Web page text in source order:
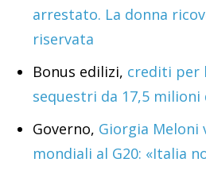
arrestato. La donna
riservata
Bonus edilizi, crediti per
sequestri da 17,5 milioni
Governo, Giorgia Meloni
mondiali al G20: «Italia